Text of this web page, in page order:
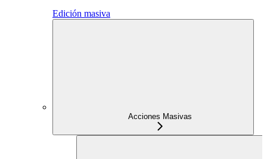
Edición masiva
Acciones Masivas